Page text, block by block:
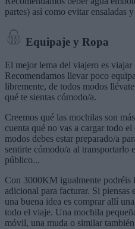
partes) así como evitar ensaladas
Equipaje y Ropa
El mejor lema del viajero es viajar
Recomendamos llevar poco
libremente, de todos modos
qué te sientas cómodo/a.
Creemos qué las mochilas son
cuenta qué no vas a cargar todo
modos debes estar preparado/a
sentirte cómodo/a al transportarlo
público...
Con 3000KM igualmente podréis
adicional para facturar. Si piensas
una buena idea es comprar allí
todo el viaje. Una mochila
móvil, una muda o similar